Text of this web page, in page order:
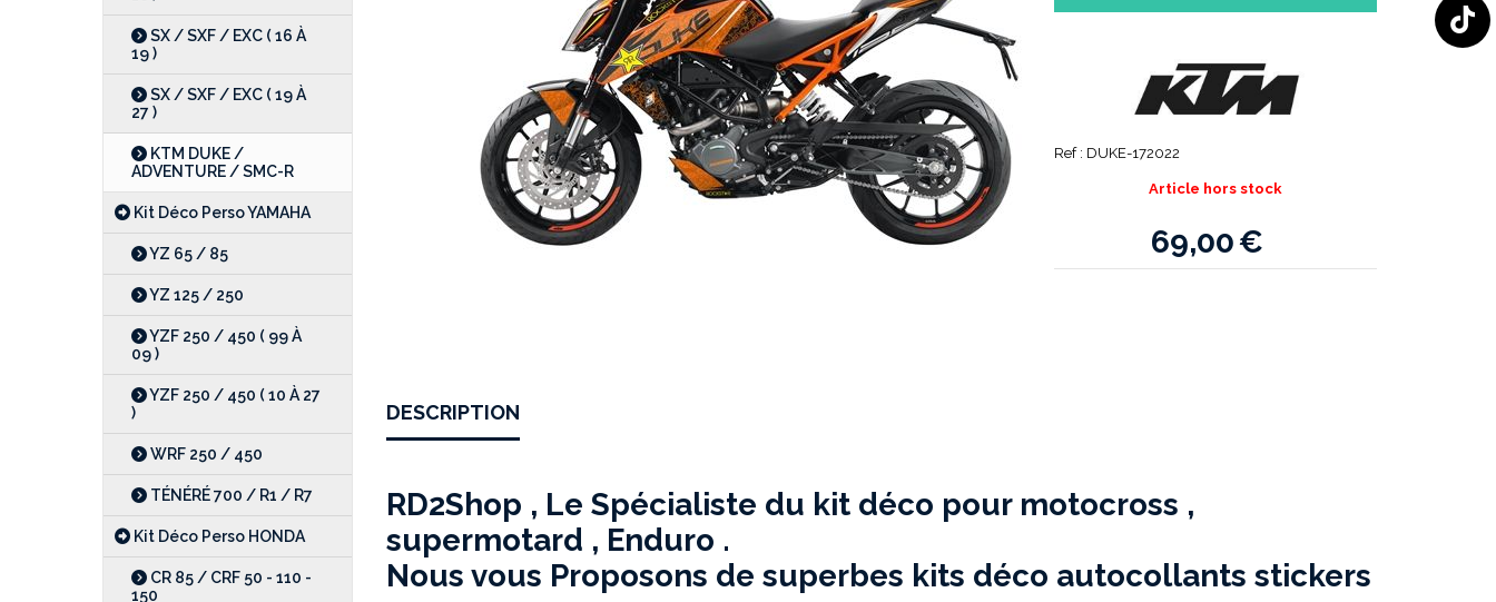
SX / SXF / EXC ( 16 À
19 )
SX / SXF / EXC ( 19 À
27 )
KTM DUKE /
ADVENTURE / SMC-R
Kit Déco Perso YAMAHA
YZ 65 / 85
YZ 125 / 250
YZF 250 / 450 ( 99 À
09 )
YZF 250 / 450 ( 10 À 27
)
WRF 250 / 450
TÉNÉRÉ 700 / R1 / R7
Kit Déco Perso HONDA
CR 85 / CRF 50 - 110 -
150
Ref : DUKE-172022
69,00€
Article hors stock
DESCRIPTION
RD2Shop , Le Spécialiste du kit déco pour motocross ,
supermotard , Enduro .
Nous vous Proposons de superbes kits déco autocollants stickers